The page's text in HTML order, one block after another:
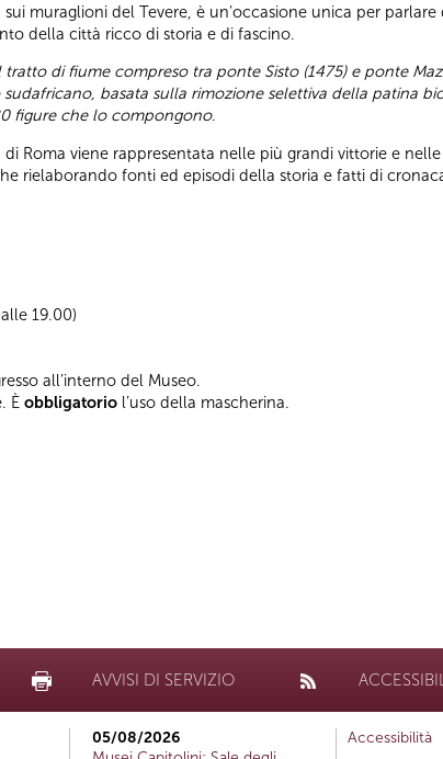
sui muraglioni del Tevere, è un’occasione unica per
della città ricco di storia e di fascino.
di fiume compreso tra ponte Sisto (1475) e ponte
basata sulla rimozione selettiva della patina
figure che lo compongono.
Roma viene rappresentata nelle più grandi vittorie e
rielaborando fonti ed episodi della storia e fatti di
19.00)
all’interno del Museo.
È obbligatorio l’uso della mascherina.
AVVISI DI SERVIZIO
05/08/2026
Accessibilità